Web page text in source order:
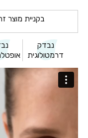
בקניית מוצר
נבדק
דרמטולוגית